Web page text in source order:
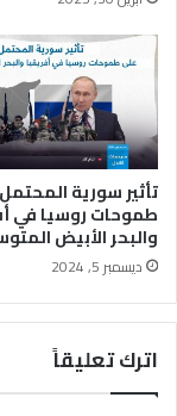
م
ا
ل
ن
ت
ص
ا
ر
ق
ب
إ
ه
ا
تأثير سورية
طموحات روسيا في
والبحر الأبيض
ديسمبر 5, 2024
اترك تعليقاً